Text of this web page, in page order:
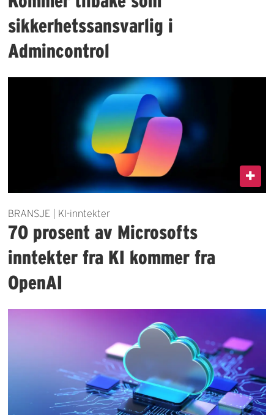
sikkerhetssansvarlig i
Admincontrol
BRANSJE | KI-inntekter
70 prosent av Microsofts
inntekter fra KI kommer fra
OpenAI